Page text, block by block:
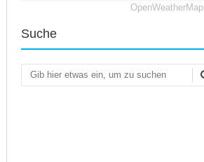
OpenWeatherMap
Suche
Suchen